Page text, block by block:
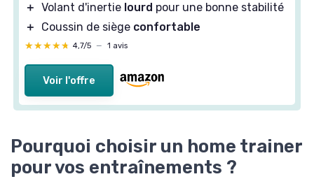
＋ Volant d'inertie lourd pour une bonne stabilité
＋
Coussin de siège confortable
★★★★★
★★★★★ 4,7/5 — 1 avis
Voir l'offre
Pourquoi choisir un home trainer
pour vos entraînements ?